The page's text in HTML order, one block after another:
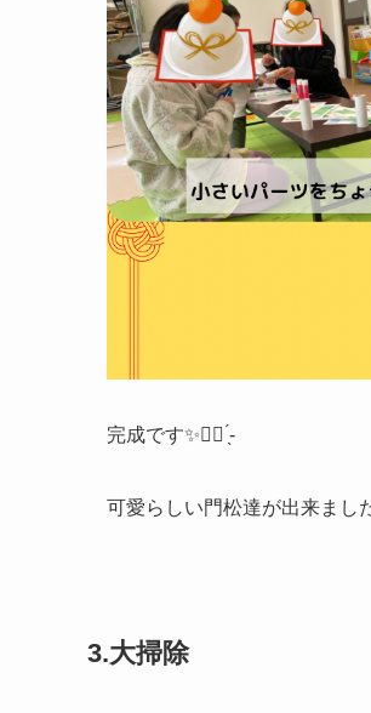
完成です✨︎👍🏻 ̖́-
可愛らしい門松達が出来まし
3.大掃除